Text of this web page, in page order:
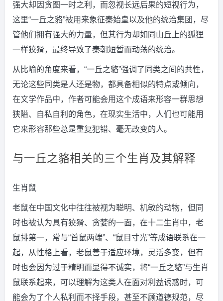
强大却因贪图一时之利，而忽视长远后果的短视行为，
这里“一丘之貉”被用来象征秦始皇以及他的统治集团，尽
管他们拥有强大的力量，但其行为却如同山丘上的狐狸
一样狡猾，最终导致了秦朝短暂而动荡的统治。
从比喻的角度来看，“一丘之貉”强调了同类之间的共性，
无论这些同类是人还是物，都具备相似的特点或倾向，
在文学作品中，作者可能会用这个成语来形容一群思想
狭隘、自私自利的角色，在现实生活中，人们也可能用
它来形容那些总是重复犯错、毫无改变的人。
与一丘之貉相关的三个生肖及其解释
生肖鼠
老鼠在中国文化中往往被视为聪明、机敏的动物，但同
时也被认为具有狡猾、贪婪的一面，在十二生肖中，老
鼠排第一，常与“首鼠两端”、“鼠目寸光”等成语联系在一
起，从性格上看，老鼠善于适应环境，灵活多变，但有
时也会因为过于精明而显得不诚实，将“一丘之貉”与生肖
鼠联系起来，可以理解为这类人在面对利益诱惑时，可
能会为了个人私利而不择手段，甚至不顾道德规范，尽